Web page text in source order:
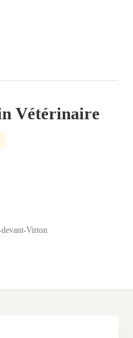
Vétérinaire
Virton